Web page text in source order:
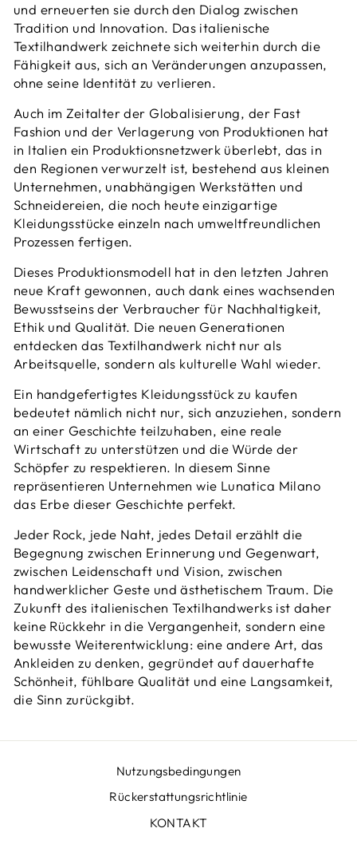
und erneuerten sie durch den Dialog zwischen
Tradition und Innovation. Das italienische
Textilhandwerk zeichnete sich weiterhin durch die
Fähigkeit aus, sich an Veränderungen anzupassen,
ohne seine Identität zu verlieren.
Auch im Zeitalter der Globalisierung, der Fast
Fashion und der Verlagerung von Produktionen hat
in Italien ein Produktionsnetzwerk überlebt, das in
den Regionen verwurzelt ist, bestehend aus kleinen
Unternehmen, unabhängigen Werkstätten und
Schneidereien, die noch heute einzigartige
Kleidungsstücke einzeln nach umweltfreundlichen
Prozessen fertigen.
Dieses Produktionsmodell hat in den letzten Jahren
neue Kraft gewonnen, auch dank eines wachsenden
Bewusstseins der Verbraucher für Nachhaltigkeit,
Ethik und Qualität. Die neuen Generationen
entdecken das Textilhandwerk nicht nur als
Arbeitsquelle, sondern als kulturelle Wahl wieder.
Ein handgefertigtes Kleidungsstück zu kaufen
bedeutet nämlich nicht nur, sich anzuziehen, sondern
an einer Geschichte teilzuhaben, eine reale
Wirtschaft zu unterstützen und die Würde der
Schöpfer zu respektieren. In diesem Sinne
repräsentieren Unternehmen wie Lunatica Milano
das Erbe dieser Geschichte perfekt.
Jeder Rock, jede Naht, jedes Detail erzählt die
Begegnung zwischen Erinnerung und Gegenwart,
zwischen Leidenschaft und Vision, zwischen
handwerklicher Geste und ästhetischem Traum. Die
Zukunft des italienischen Textilhandwerks ist daher
keine Rückkehr in die Vergangenheit, sondern eine
bewusste Weiterentwicklung: eine andere Art, das
Ankleiden zu denken, gegründet auf dauerhafte
Schönheit, fühlbare Qualität und eine Langsamkeit,
die Sinn zurückgibt.
Nutzungsbedingungen
Rückerstattungsrichtlinie
KONTAKT